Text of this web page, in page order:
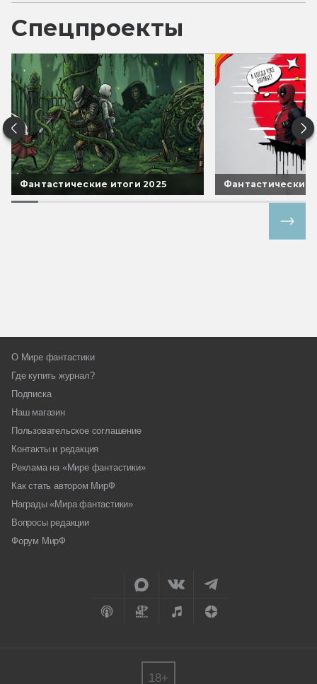
Спецпроекты
Фантастические итоги 2025 Фантастические
О Мире фантастики
Где купить журнал?
Подписка
Наш магазин
Пользовательское соглашение
Контакты и редакция
Реклама на «Мире фантастики»
Как стать автором МирФ
Награды «Мира фантастики»
Вопросы редакции
Форум МирФ
18+